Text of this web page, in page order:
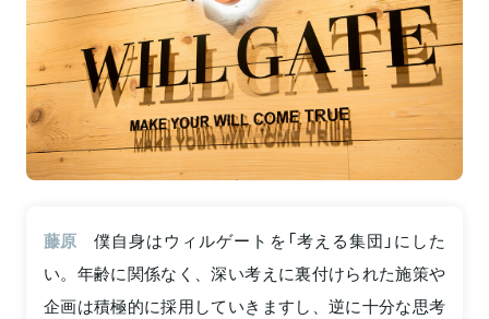
藤原
僕自身はウィルゲートを「考える集団」にした
い。年齢に関係なく、深い考えに裏付けられた施策や
企画は積極的に採用していきますし、逆に十分な思考